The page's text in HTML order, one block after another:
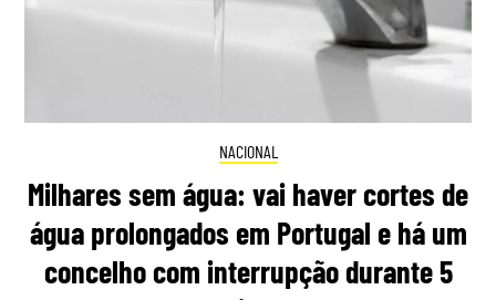
NACIONAL
Milhares sem água: vai haver cortes de
água prolongados em Portugal e há um
concelho com interrupção durante 5